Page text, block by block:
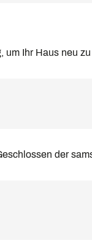
um Ihr Haus neu
der